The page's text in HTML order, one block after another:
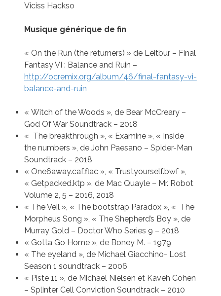
Viciss Hackso
Musique générique de fin
« On the Run (the returners) » de Leitbur – Final
Fantasy VI : Balance and Ruin –
http://ocremix.org/album/46/final-fantasy-vi-
balance-and-ruin
« Witch of the Woods », de Bear McCreary –
God Of War Soundtrack – 2018
« The breakthrough », « Examine », « Inside
the numbers », de John Paesano – Spider-Man
Soundtrack – 2018
« One6away.caf.flac », « Trustyourself.bwf »,
« Getpacked.ktp », de Mac Quayle – Mr. Robot
Volume 2, 5 – 2016, 2018
« The Veil », « The bootstrap Paradox », « The
Morpheus Song », « The Shepherd’s Boy », de
Murray Gold – Doctor Who Series 9 – 2018
« Gotta Go Home », de Boney M. – 1979
« The eyeland », de Michael Giacchino- Lost
Season 1 soundtrack – 2006
« Piste 11 », de Michael Nielsen et Kaveh Cohen
– Splinter Cell Conviction Soundtrack – 2010